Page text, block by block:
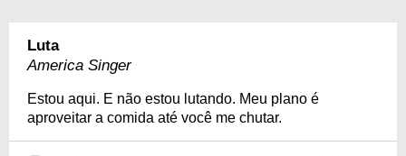
Luta
America Singer
Estou aqui. E não estou lutando. Meu plano é
aproveitar a comida até você me chutar.